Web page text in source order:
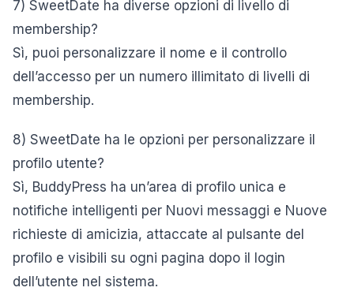
7) SweetDate ha diverse opzioni di livello di
membership?
Sì, puoi personalizzare il nome e il controllo
dell’accesso per un numero illimitato di livelli di
membership.
8) SweetDate ha le opzioni per personalizzare il
profilo utente?
Sì, BuddyPress ha un’area di profilo unica e
notifiche intelligenti per Nuovi messaggi e Nuove
richieste di amicizia, attaccate al pulsante del
profilo e visibili su ogni pagina dopo il login
dell’utente nel sistema.